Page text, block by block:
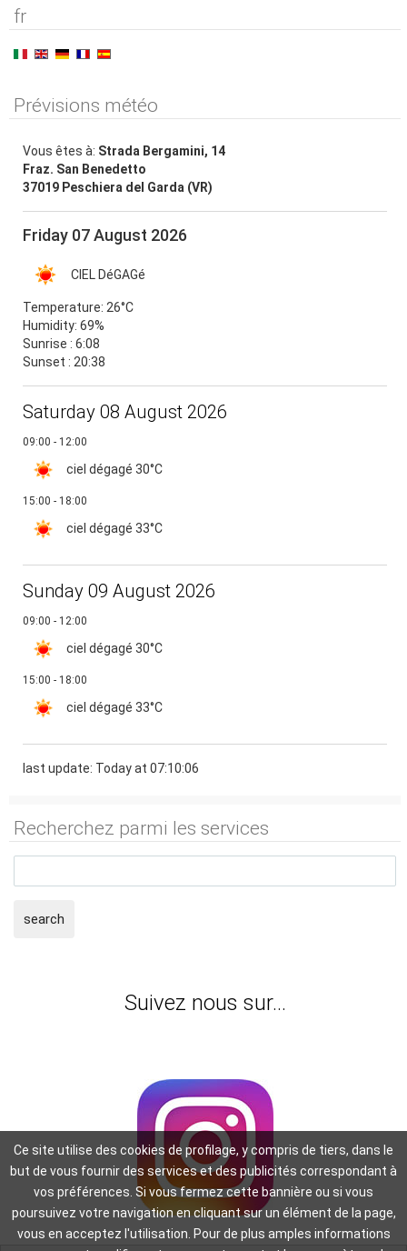
fr
Prévisions météo
Vous êtes à: Strada Bergamini, 14
Fraz. San Benedetto
37019 Peschiera del Garda (VR)
Friday 07 August 2026
CIEL DéGAGé
Temperature: 26°C
Humidity: 69%
Sunrise : 6:08
Sunset : 20:38
Saturday 08 August 2026
09:00 - 12:00
ciel dégagé 30°C
15:00 - 18:00
ciel dégagé 33°C
Sunday 09 August 2026
09:00 - 12:00
ciel dégagé 30°C
15:00 - 18:00
ciel dégagé 33°C
last update: Today at 07:10:06
Recherchez parmi les services
search
Suivez nous sur...
Ce site utilise des cookies de profilage, y compris de tiers, dans le
but de vous fournir des services et des publicités correspondant à
vos préférences. Si vous fermez cette bannière ou si vous
poursuivez votre navigation en cliquant sur un élément de la page,
vous en acceptez l'utilisation. Pour de plus amples informations